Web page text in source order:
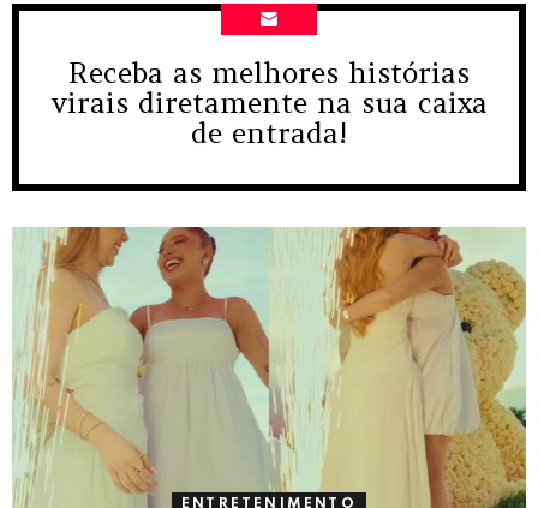
NEWSLETTER
Receba as melhores histórias
virais diretamente na sua caixa
de entrada!
ENTRETENIMENTO